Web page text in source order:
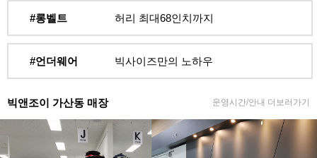
#롱벨트 허리 최대68인치까지
#언더웨어 빅사이즈만의 노하우
빅앤조이 가산동 매장 운영시간/안내 더보러가기